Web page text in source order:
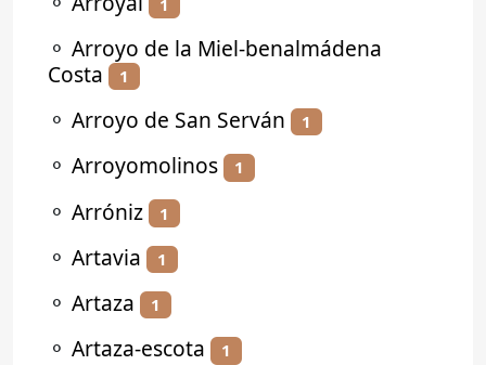
⚬ Arroyo de la Miel-benalmádena
Costa
1
⚬ Arroyo de San Serván 1
⚬ Arroyomolinos 1
⚬ Arróniz 1
⚬ Artavia 1
⚬ Artaza 1
⚬ Artaza-escota 1